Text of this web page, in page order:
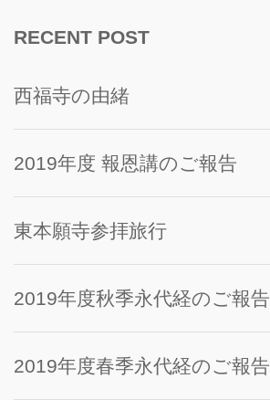
RECENT POST
西福寺の由緒
2019年度 報恩講のご報告
東本願寺参拝旅行
2019年度秋季永代経のご報告
2019年度春季永代経のご報告